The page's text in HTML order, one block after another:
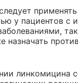
у пациентов с
назначать
линкомицина